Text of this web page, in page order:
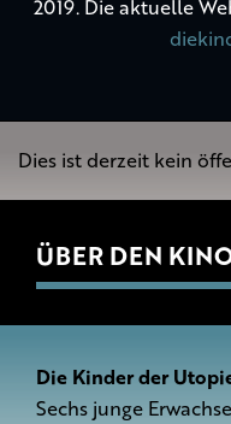
2019. Die aktuelle
Dies ist derzeit kein
ÜBER DEN
Die Kinder der
Sechs junge